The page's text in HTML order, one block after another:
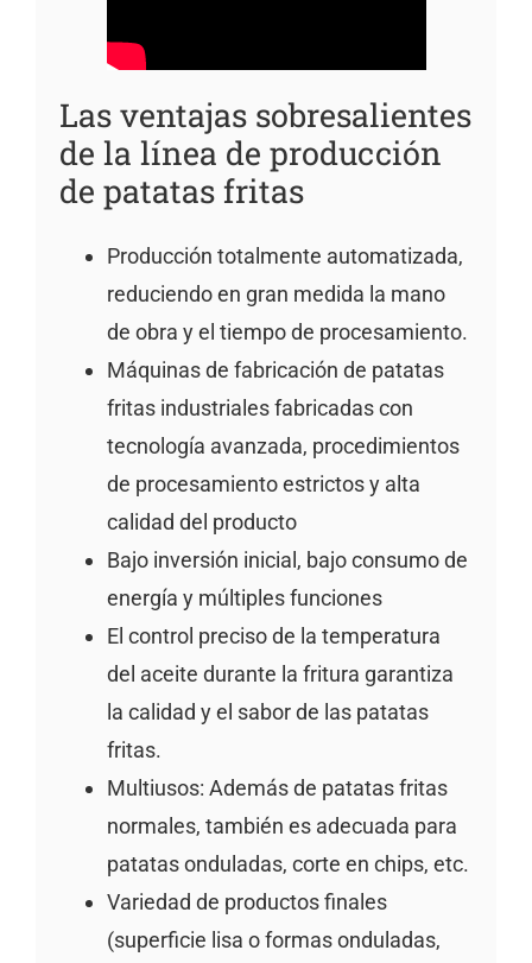
Las ventajas sobresalientes
de la línea de producción
de patatas fritas
Producción totalmente automatizada,
reduciendo en gran medida la mano
de obra y el tiempo de procesamiento.
Máquinas de fabricación de patatas
fritas industriales fabricadas con
tecnología avanzada, procedimientos
de procesamiento estrictos y alta
calidad del producto
Bajo inversión inicial, bajo consumo de
energía y múltiples funciones
El control preciso de la temperatura
del aceite durante la fritura garantiza
la calidad y el sabor de las patatas
fritas.
Multiusos: Además de patatas fritas
normales, también es adecuada para
patatas onduladas, corte en chips, etc.
Variedad de productos finales
(superficie lisa o formas onduladas,